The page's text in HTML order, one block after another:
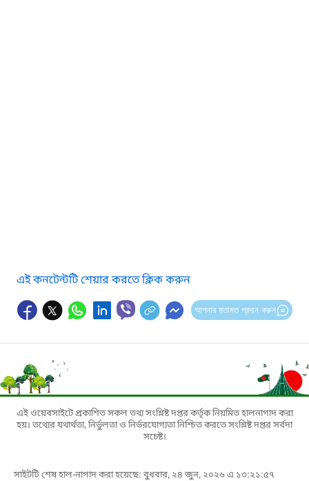
এই কনটেন্টটি শেয়ার করতে ক্লিক করুন
আপনার মতামত প্রদান করুন
এই ওয়েবসাইটে প্রকাশিত সকল তথ্য সংশ্লিষ্ট দপ্তর কর্তৃক নিয়মিত হালনাগাদ করা
হয়। তথ্যের যথার্থতা, নির্ভুলতা ও নির্ভরযোগ্যতা নিশ্চিত করতে সংশ্লিষ্ট দপ্তর সর্বদা
সচেষ্ট।
সাইটটি শেষ হাল-নাগাদ করা হয়েছে: বুধবার, ২৪ জুন, ২০২৬ এ ১৩:২১:৫৭